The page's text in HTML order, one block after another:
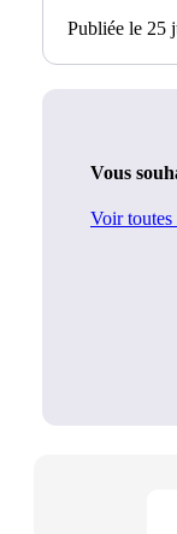
Publiée le 25
Vous
Voir toutes